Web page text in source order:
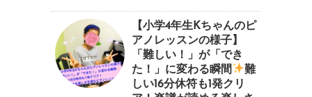
【小学4年生Kちゃんのピ
アノレッスンの様子】
「難しい！」が「でき
た！」に変わる瞬間
⁠難
しい16分休符も1発クリ